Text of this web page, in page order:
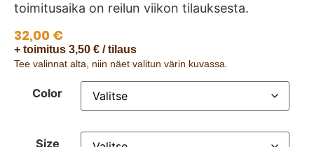
toimitusaika on reilun viikon tilauksesta.
32,00 €
+ toimitus 3,50 € / tilaus
Tee valinnat alta, niin näet valitun värin kuvassa.
Color
Size